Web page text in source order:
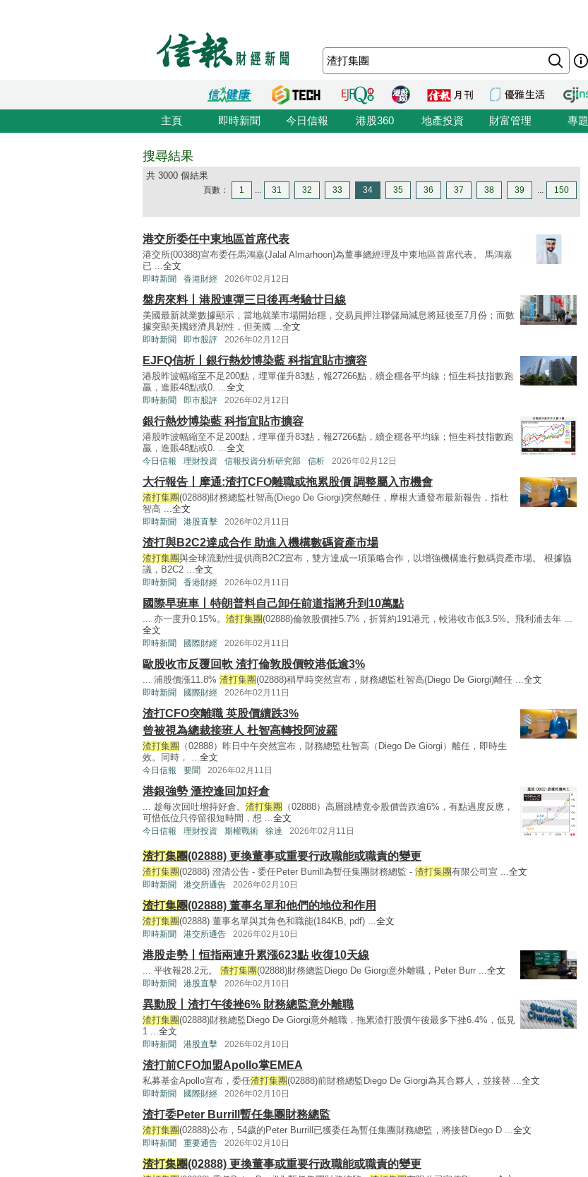
主頁 即時新聞 今日信報 港股360 地產投資 財富管理 專題
搜尋結果
共 3000 個結果
頁數： 1 ... 31 32 33 34 35 36 37 38 39 ... 150
港交所委任中東地區首席代表
港交所(00388)宣布委任馬鴻嘉(Jalal Almarhoon)為董事總經理及中東地區首席代表。 馬鴻嘉
已 ...全文
即時新聞 香港財經 2026年02月12日
盤房來料丨港股連彈三日後再考驗廿日線
美國最新就業數據顯示，當地就業市場開始穩，交易員押注聯儲局減息將延後至7月份；而數
據突顯美國經濟具韌性，但美國 ...全文
即時新聞 即巿股評 2026年02月12日
EJFQ信析丨銀行熱炒博染藍 科指宜貼市擴容
港股昨波幅縮至不足200點，埋單僅升83點，報27266點，續企穩各平均線；恒生科技指數跑
贏，進賬48點或0. ...全文
即時新聞 即巿股評 2026年02月12日
銀行熱炒博染藍 科指宜貼市擴容
港股昨波幅縮至不足200點，埋單僅升83點，報27266點，續企穩各平均線；恒生科技指數跑
贏，進賬48點或0. ...全文
今日信報 理財投資 信報投資分析研究部 信析 2026年02月12日
大行報告丨摩通:渣打CFO離職或拖累股價 調整屬入市機會
渣打集團(02888)財務總監杜智高(Diego De Giorgi)突然離任，摩根大通發布最新報告，指杜
智高 ...全文
即時新聞 港股直擊 2026年02月11日
渣打與B2C2達成合作 助進入機構數碼資產市場
渣打集團與全球流動性提供商B2C2宣布，雙方達成一項策略合作，以增強機構進行數碼資產市場。 根據協
議，B2C2 ...全文
即時新聞 香港財經 2026年02月11日
國際早班車丨特朗普料自己卸任前道指將升到10萬點
... 亦一度升0.15%。 渣打集團(02888)倫敦股價挫5.7%，折算約191港元，較港收市低3.5%。飛利浦去年 ...
全文
即時新聞 國際財經 2026年02月11日
歐股收市反覆回軟 渣打倫敦股價較港低逾3%
... 浦股價漲11.8% 渣打集團(02888)稍早時突然宣布，財務總監杜智高(Diego De Giorgi)離任 ...全文
即時新聞 國際財經 2026年02月11日
渣打CFO突離職 英股價續跌3%
曾被視為總裁接班人 杜智高轉投阿波羅
渣打集團
（02888）昨日中午突然宣布，財務總監杜智高（Diego De Giorgi）離任，即時生
效。同時， ...全文
今日信報 要聞 2026年02月11日
港銀強勢 滙控逢回加好倉
... 趁每次回吐增持好倉。 渣打集團
（02888）高層跳槽竟令股價曾跌逾6%，有點過度反應，
可惜低位只停留很短時間，想 ...全文
今日信報 理財投資 期權戰術 徐達 2026年02月11日
渣打集團(02888) 更換董事或重要行政職能或職責的變更
渣打集團(02888) 澄清公告 - 委任Peter Burrill為暫任集團財務總監 - 渣打集團有限公司宣 ... 全文
即時新聞 港交所通告 2026年02月10日
渣打集團(02888) 董事名單和他們的地位和作用
渣打集團(02888) 董事名單與其角色和職能(184KB, pdf) ... 全文
即時新聞 港交所通告 2026年02月10日
港股走勢丨恒指兩連升累漲623點 收復10天線
... 平收報28.2元。 渣打集團(02888)財務總監Diego De Giorgi意外離職，Peter Burr ... 全文
即時新聞 港股直擊 2026年02月10日
異動股丨渣打午後挫6% 財務總監意外離職
渣打集團(02888)財務總監Diego De Giorgi意外離職，拖累渣打股價午後最多下挫6.4%，低見
1 ... 全文
即時新聞 港股直擊 2026年02月10日
渣打前CFO加盟Apollo掌EMEA
私募基金Apollo宣布，委任渣打集團(02888)前財務總監Diego De Giorgi為其合夥人，並接替 ... 全文
即時新聞 國際財經 2026年02月10日
渣打委Peter Burrill暫任集團財務總監
渣打集團(02888)公布，54歲的Peter Burrill已獲委任為暫任集團財務總監，將接替Diego D ... 全文
即時新聞 重要通告 2026年02月10日
渣打集團(02888) 更換董事或重要行政職能或職責的變更